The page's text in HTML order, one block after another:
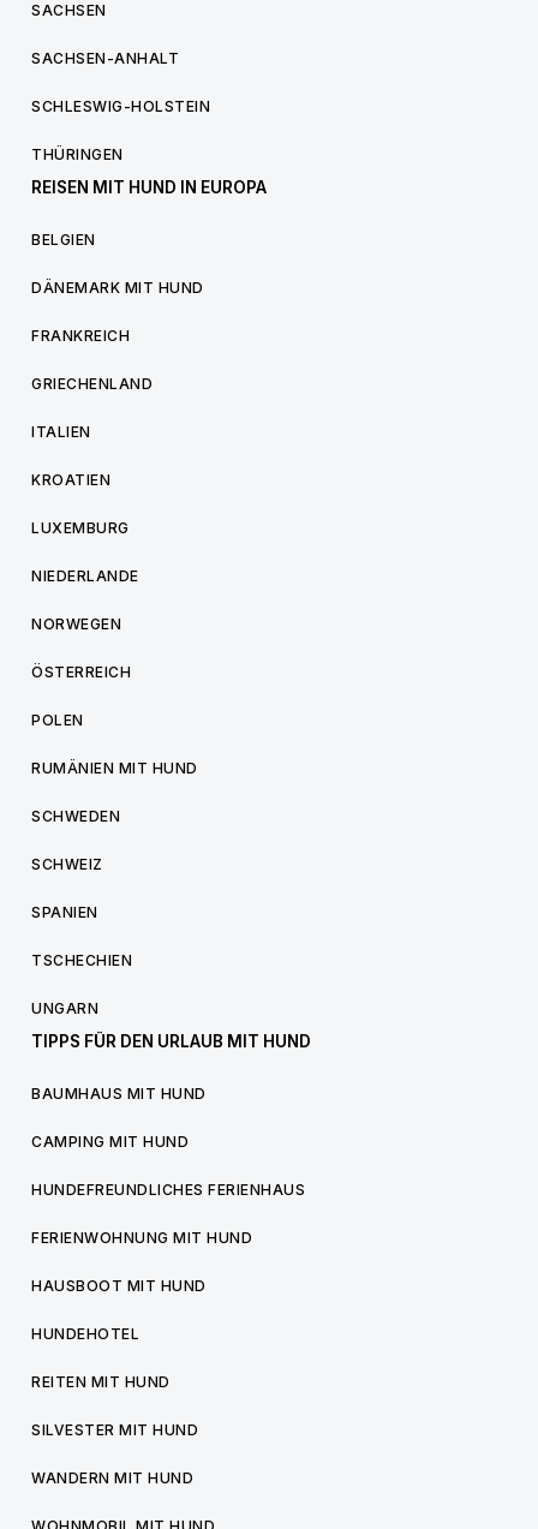
SACHSEN
SACHSEN-ANHALT
SCHLESWIG-HOLSTEIN
THÜRINGEN
REISEN MIT HUND IN EUROPA
BELGIEN
DÄNEMARK MIT HUND
FRANKREICH
GRIECHENLAND
ITALIEN
KROATIEN
LUXEMBURG
NIEDERLANDE
NORWEGEN
ÖSTERREICH
POLEN
RUMÄNIEN MIT HUND
SCHWEDEN
SCHWEIZ
SPANIEN
TSCHECHIEN
UNGARN
TIPPS FÜR DEN URLAUB MIT HUND
BAUMHAUS MIT HUND
CAMPING MIT HUND
HUNDEFREUNDLICHES FERIENHAUS
FERIENWOHNUNG MIT HUND
HAUSBOOT MIT HUND
HUNDEHOTEL
REITEN MIT HUND
SILVESTER MIT HUND
WANDERN MIT HUND